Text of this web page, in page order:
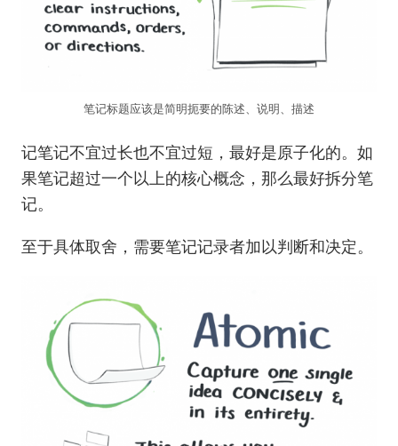
笔记标题应该是简明扼要的陈述、说明、描述
记笔记不宜过长也不宜过短，最好是原子化的。如
果笔记超过一个以上的核心概念，那么最好拆分笔
记。
至于具体取舍，需要笔记记录者加以判断和决定。